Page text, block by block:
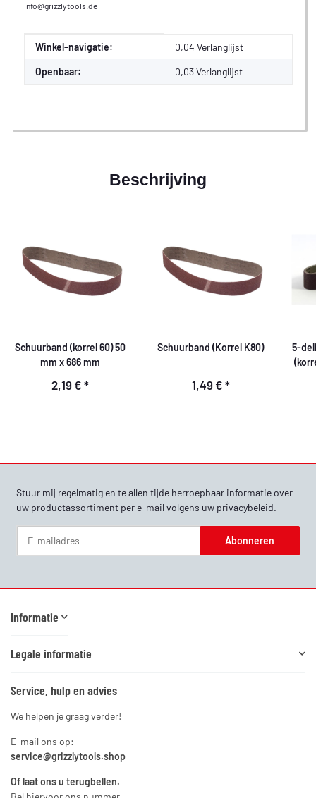
info@grizzlytools.de
Waarde
Fabrikant
Winkel-navigatie: 0,04 Verlanglijst
Openbaar: 0,03Verlanglijst
Beschrijving
Schuurband (korrel 60) 50
mm x 686 mm
2,19 € *
Schuurband (Korrel K80)
1,49 € *
5-
Stuur mij regelmatig en te allen tijde herroepbaar informatie over
uw productassortiment per e-mail volgens uw privacybeleid.
Abonneren
Informatie
Legale informatie
Service, hulp en advies
We helpen je graag verder!
E-mail ons op:
service@grizzlytools.shop
Of laat ons u terugbellen.